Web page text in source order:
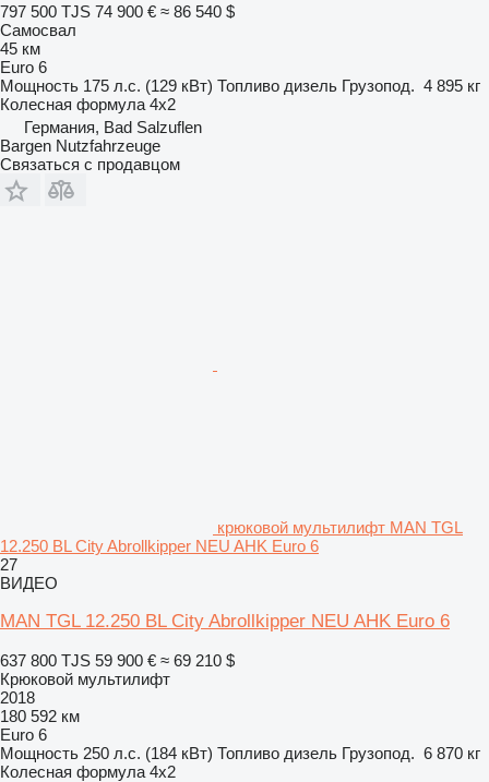
797 500 TJS 74 900 € ≈ 86 540 $
Самосвал
45 км
Euro 6
Мощность 175 л.с. (129 кВт) Топливо дизель Грузопод. 4 895 кг
Колесная формула 4x2
Германия, Bad Salzuflen
Bargen Nutzfahrzeuge
Связаться с продавцом
крюковой мультилифт MAN TGL
12.250 BL City Abrollkipper NEU AHK Euro 6
27
ВИДЕО
MAN TGL 12.250 BL City Abrollkipper NEU AHK Euro 6
637 800 TJS 59 900 € ≈ 69 210 $
Крюковой мультилифт
2018
180 592 км
Euro 6
Мощность 250 л.с. (184 кВт) Топливо дизель Грузопод. 6 870 кг
Колесная формула 4x2